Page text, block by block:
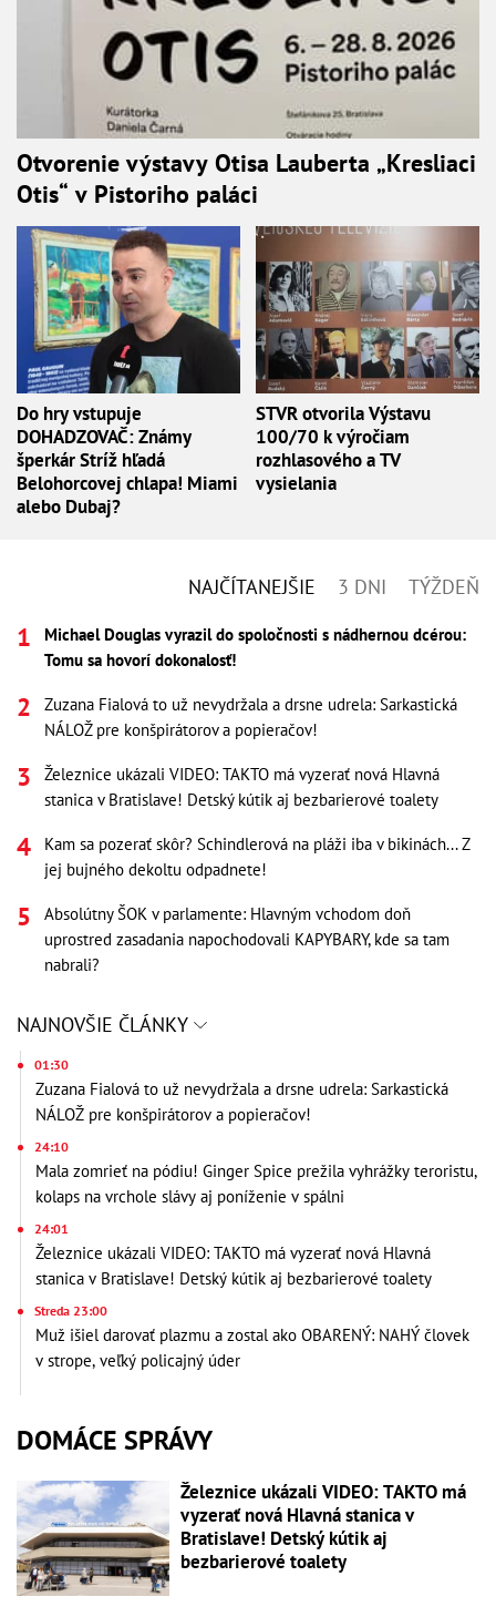
Otvorenie výstavy Otisa Lauberta „Kresliaci
Otis“ v Pistoriho paláci
Do hry vstupuje
DOHADZOVAČ: Známy
šperkár Stríž hľadá
Belohorcovej chlapa! Miami
alebo Dubaj?
STVR otvorila Výstavu
100/70 k výročiam
rozhlasového a TV
vysielania
NAJČÍTANEJŠIE 3 DNI TÝŽDEŇ
Michael Douglas vyrazil do spoločnosti s nádhernou dcérou:
Tomu sa hovorí dokonalosť!
Zuzana Fialová to už nevydržala a drsne udrela: Sarkastická
NÁLOŽ pre konšpirátorov a popieračov!
Železnice ukázali VIDEO: TAKTO má vyzerať nová Hlavná
stanica v Bratislave! Detský kútik aj bezbarierové toalety
Kam sa pozerať skôr? Schindlerová na pláži iba v bikinách... Z
jej bujného dekoltu odpadnete!
Absolútny ŠOK v parlamente: Hlavným vchodom doň
uprostred zasadania napochodovali KAPYBARY, kde sa tam
nabrali?
NAJNOVŠIE ČLÁNKY
01:30
Zuzana Fialová to už nevydržala a drsne udrela: Sarkastická
NÁLOŽ pre konšpirátorov a popieračov!
24:10
Mala zomrieť na pódiu! Ginger Spice prežila vyhrážky teroristu,
kolaps na vrchole slávy aj poníženie v spálni
24:01
Železnice ukázali VIDEO: TAKTO má vyzerať nová Hlavná
stanica v Bratislave! Detský kútik aj bezbarierové toalety
Streda 23:00
Muž išiel darovať plazmu a zostal ako OBARENÝ: NAHÝ človek
v strope, veľký policajný úder
DOMÁCE SPRÁVY
Železnice ukázali VIDEO: TAKTO má
vyzerať nová Hlavná stanica v
Bratislave! Detský kútik aj
bezbarierové toalety